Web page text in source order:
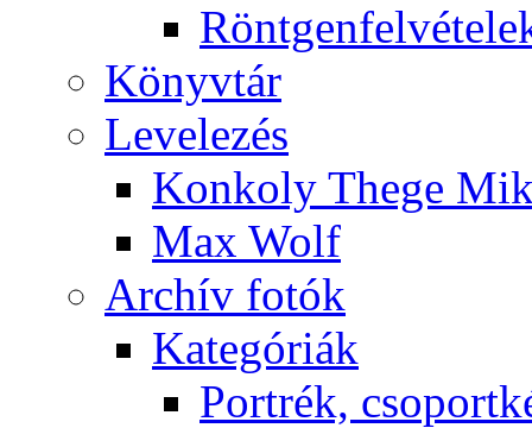
Könyv­tár
Le­ve­le­zés
Kon­koly The­ge
Max Wolf
Ar­chív fo­tók
Ka­te­gó­ri­ák
Port­rék,